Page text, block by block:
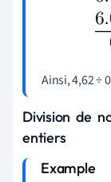
Ainsi, 4,62 ÷
Division de
entiers